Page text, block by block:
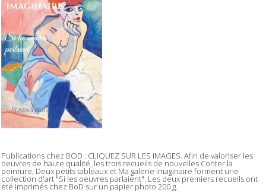
Publications chez BOD : CLIQUEZ SUR LES IMAGES. Afin de valoriser les
oeuvres de haute qualité, les trois recueils de nouvelles Conter la
peinture, Deux petits tableaux et Ma galerie imaginaire forment une
collection d'art "Si les oeuvres parlaient". Les deux premiers recueils ont
été imprimés chez BoD sur un papier photo 200 g.